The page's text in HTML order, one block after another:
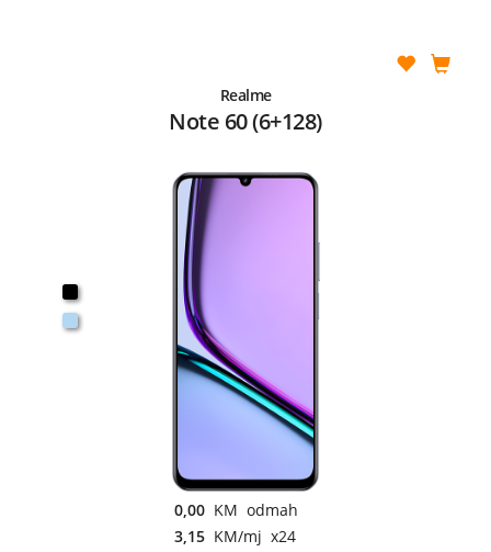
Realme
Note 60 (6+128)
0,00 KM odmah
3,15 KM/mj x24